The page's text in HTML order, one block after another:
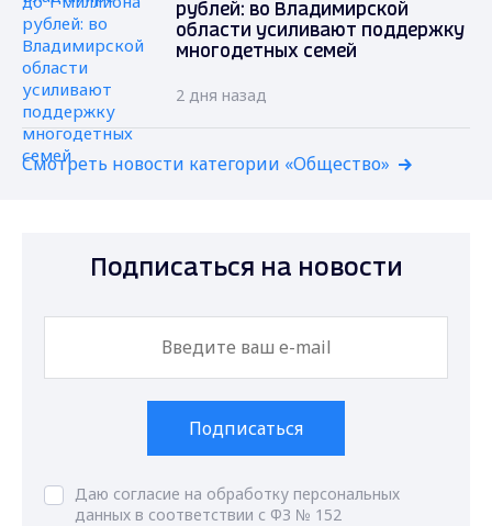
рублей: во Владимирской
области усиливают поддержку
многодетных семей
2 дня назад
Смотреть новости категории «Общество»
Подписаться на новости
Подписаться
Даю согласие на обработку персональных
данных в соответствии с ФЗ № 152